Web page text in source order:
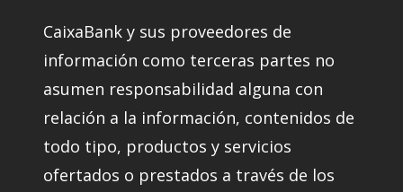
CaixaBank y sus proveedores de
información como terceras partes no
asumen responsabilidad alguna con
relación a la información, contenidos de
todo tipo, productos y servicios
ofertados o prestados a través de los